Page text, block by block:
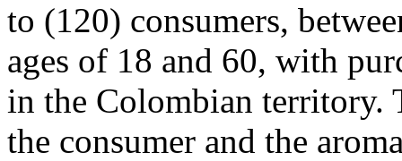
to (120) consumers,
ages of 18 and 60, with
in the Colombian territory.
the consumer and the